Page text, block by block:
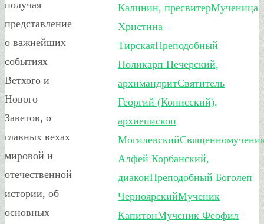
получая
представление
о важнейших
событиях
Ветхого и
Нового
Заветов, о
главных вехах
мировой и
отечественной
истории, об
основных
Калинин, пресвитерМученица
Христина
ТирскаяПреподобный
Поликарп Печерский,
архимандритСвятитель
Георгий (Конисский),
архиепископ
Могилевский
Алфей Корбанский,
диаконПреподобный Боголеп
ЧерноярскийМученик
КапитонМученик Феофил